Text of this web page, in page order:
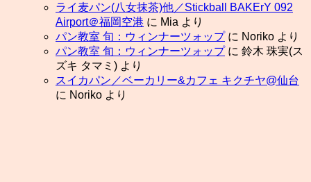
ライ麦パン(八女抹茶)他／Stickball BAKErY 092
Airport＠福岡空港 に Mia より
パン教室 旬：ウィンナーツォップに Noriko より
パン教室 旬：ウィンナーツォップに 鈴木 珠実(ス
ズキ タマミ) より
スイカパン／ベーカリー&カフェ キクチヤ@仙台
に Noriko より